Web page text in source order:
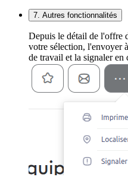
7. Autres fonctionnalités
Depuis le détail de l'offre
votre sélection, l'envoyer
de travail et la signaler en